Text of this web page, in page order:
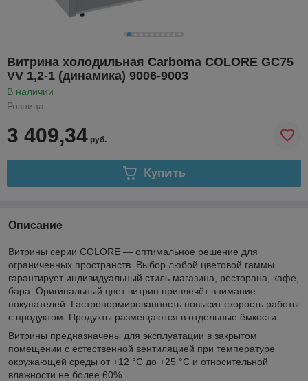
Витрина холодильная Carboma COLORE GC75
VV 1,2-1 (динамика) 9006-9003
В наличии
Розница
3 409,34 руб.
Купить
Описание
Витрины серии COLORE — оптимальное решение для
ограниченных пространств. Выбор любой цветовой гаммы
гарантирует индивидуальный стиль магазина, ресторана, кафе,
бара. Оригинальный цвет витрин привлечёт внимание
покупателей. Гастронормированность повысит скорость работы
с продуктом. Продукты размещаются в отдельные ёмкости.
Витрины предназначены для эксплуатации в закрытом
помещении с естественной вентиляцией при температуре
окружающей среды от +12 °C до +25 °C и относительной
влажности не более 60%.